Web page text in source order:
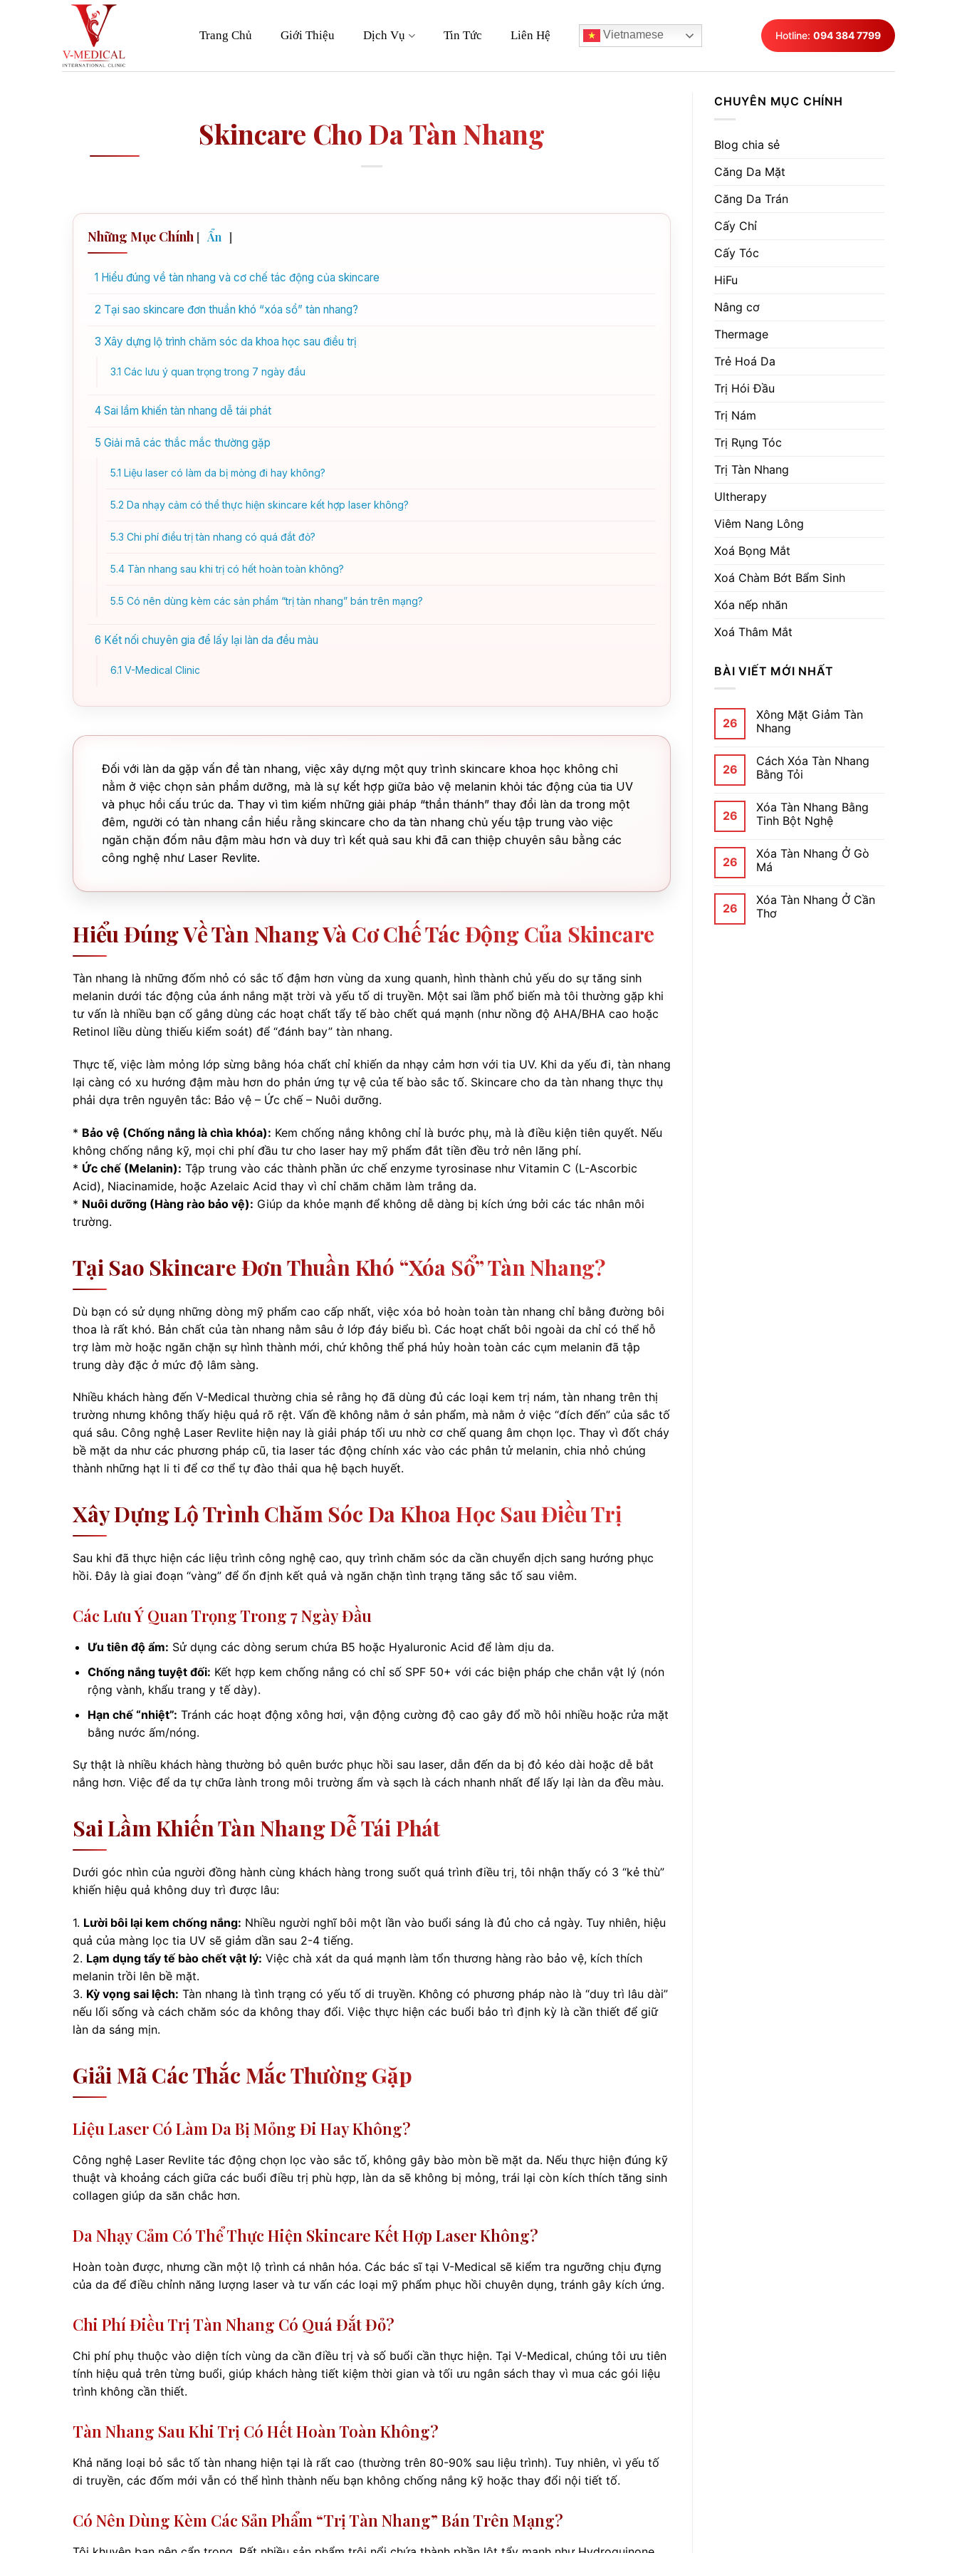
Trang Chủ Giới Thiệu Dịch Vụ Tin Tức Liên Hệ Vietnamese Hotline: 094 384 7799
Skincare Cho Da Tàn Nhang
Những Mục Chính [ Ẩn ]
1 Hiểu đúng về tàn nhang và cơ chế tác động của skincare
2 Tại sao skincare đơn thuần khó “xóa sổ” tàn nhang?
3 Xây dựng lộ trình chăm sóc da khoa học sau điều trị
3.1 Các lưu ý quan trọng trong 7 ngày đầu
4 Sai lầm khiến tàn nhang dễ tái phát
5 Giải mã các thắc mắc thường gặp
5.1 Liệu laser có làm da bị mỏng đi hay không?
5.2 Da nhạy cảm có thể thực hiện skincare kết hợp laser không?
5.3 Chi phí điều trị tàn nhang có quá đắt đỏ?
5.4 Tàn nhang sau khi trị có hết hoàn toàn không?
5.5 Có nên dùng kèm các sản phẩm “trị tàn nhang” bán trên mạng?
6 Kết nối chuyên gia để lấy lại làn da đều màu
6.1 V-Medical Clinic
Đối với làn da gặp vấn đề tàn nhang, việc xây dựng một quy trình skincare khoa học không chỉ
nằm ở việc chọn sản phẩm dưỡng, mà là sự kết hợp giữa bảo vệ melanin khỏi tác động của tia UV
và phục hồi cấu trúc da. Thay vì tìm kiếm những giải pháp “thần thánh” thay đổi làn da trong một
đêm, người có tàn nhang cần hiểu rằng skincare cho da tàn nhang chủ yếu tập trung vào việc
ngăn chặn đốm nâu đậm màu hơn và duy trì kết quả sau khi đã can thiệp chuyên sâu bằng các
công nghệ như Laser Revlite.
Hiểu Đúng Về Tàn Nhang Và Cơ Chế Tác Động Của Skincare
Tàn nhang là những đốm nhỏ có sắc tố đậm hơn vùng da xung quanh, hình thành chủ yếu do sự tăng sinh
melanin dưới tác động của ánh nắng mặt trời và yếu tố di truyền. Một sai lầm phổ biến mà tôi thường gặp khi
tư vấn là nhiều bạn cố gắng dùng các hoạt chất tẩy tế bào chết quá mạnh (như nồng độ AHA/BHA cao hoặc
Retinol liều dùng thiếu kiểm soát) để “đánh bay” tàn nhang.
Thực tế, việc làm mỏng lớp sừng bằng hóa chất chỉ khiến da nhạy cảm hơn với tia UV. Khi da yếu đi, tàn nhang
lại càng có xu hướng đậm màu hơn do phản ứng tự vệ của tế bào sắc tố. Skincare cho da tàn nhang thực thụ
phải dựa trên nguyên tắc: Bảo vệ – Ức chế – Nuôi dưỡng.
* Bảo vệ (Chống nắng là chìa khóa): Kem chống nắng không chỉ là bước phụ, mà là điều kiện tiên quyết. Nếu
không chống nắng kỹ, mọi chi phí đầu tư cho laser hay mỹ phẩm đắt tiền đều trở nên lãng phí.
* Ức chế (Melanin): Tập trung vào các thành phần ức chế enzyme tyrosinase như Vitamin C (L-Ascorbic
Acid), Niacinamide, hoặc Azelaic Acid thay vì chỉ chăm chăm làm trắng da.
* Nuôi dưỡng (Hàng rào bảo vệ): Giúp da khỏe mạnh để không dễ dàng bị kích ứng bởi các tác nhân môi
trường.
Tại Sao Skincare Đơn Thuần Khó “xóa Sổ” Tàn Nhang?
Dù bạn có sử dụng những dòng mỹ phẩm cao cấp nhất, việc xóa bỏ hoàn toàn tàn nhang chỉ bằng đường bôi
thoa là rất khó. Bản chất của tàn nhang nằm sâu ở lớp đáy biểu bì. Các hoạt chất bôi ngoài da chỉ có thể hỗ
trợ làm mờ hoặc ngăn chặn sự hình thành mới, chứ không thể phá hủy hoàn toàn các cụm melanin đã tập
trung dày đặc ở mức độ lâm sàng.
Nhiều khách hàng đến V-Medical thường chia sẻ rằng họ đã dùng đủ các loại kem trị nám, tàn nhang trên thị
trường nhưng không thấy hiệu quả rõ rệt. Vấn đề không nằm ở sản phẩm, mà nằm ở việc “đích đến” của sắc tố
quá sâu. Công nghệ Laser Revlite hiện nay là giải pháp tối ưu nhờ cơ chế quang âm chọn lọc. Thay vì đốt cháy
bề mặt da như các phương pháp cũ, tia laser tác động chính xác vào các phân tử melanin, chia nhỏ chúng
thành những hạt li ti để cơ thể tự đào thải qua hệ bạch huyết.
Xây Dựng Lộ Trình Chăm Sóc Da Khoa Học Sau Điều Trị
Sau khi đã thực hiện các liệu trình công nghệ cao, quy trình chăm sóc da cần chuyển dịch sang hướng phục
hồi. Đây là giai đoạn “vàng” để ổn định kết quả và ngăn chặn tình trạng tăng sắc tố sau viêm.
Các Lưu Ý Quan Trọng Trong 7 Ngày Đầu
Ưu tiên độ ẩm: Sử dụng các dòng serum chứa B5 hoặc Hyaluronic Acid để làm dịu da.
Chống nắng tuyệt đối: Kết hợp kem chống nắng có chỉ số SPF 50+ với các biện pháp che chắn vật lý (nón
rộng vành, khẩu trang y tế dày).
Hạn chế “nhiệt”: Tránh các hoạt động xông hơi, vận động cường độ cao gây đổ mồ hôi nhiều hoặc rửa mặt
bằng nước ấm/nóng.
Sự thật là nhiều khách hàng thường bỏ quên bước phục hồi sau laser, dẫn đến da bị đỏ kéo dài hoặc dễ bắt
nắng hơn. Việc để da tự chữa lành trong môi trường ẩm và sạch là cách nhanh nhất để lấy lại làn da đều màu.
Sai Lầm Khiến Tàn Nhang Dễ Tái Phát
Dưới góc nhìn của người đồng hành cùng khách hàng trong suốt quá trình điều trị, tôi nhận thấy có 3 “kẻ thù”
khiến hiệu quả không duy trì được lâu:
1. Lười bôi lại kem chống nắng: Nhiều người nghĩ bôi một lần vào buổi sáng là đủ cho cả ngày. Tuy nhiên, hiệu
quả của màng lọc tia UV sẽ giảm dần sau 2-4 tiếng.
2. Lạm dụng tẩy tế bào chết vật lý: Việc chà xát da quá mạnh làm tổn thương hàng rào bảo vệ, kích thích
melanin trồi lên bề mặt.
3. Kỳ vọng sai lệch: Tàn nhang là tình trạng có yếu tố di truyền. Không có phương pháp nào là “duy trì lâu dài”
nếu lối sống và cách chăm sóc da không thay đổi. Việc thực hiện các buổi bảo trì định kỳ là cần thiết để giữ
làn da sáng mịn.
Giải Mã Các Thắc Mắc Thường Gặp
Liệu Laser Có Làm Da Bị Mỏng Đi Hay Không?
Công nghệ Laser Revlite tác động chọn lọc vào sắc tố, không gây bào mòn bề mặt da. Nếu thực hiện đúng kỹ
thuật và khoảng cách giữa các buổi điều trị phù hợp, làn da sẽ không bị mỏng, trái lại còn kích thích tăng sinh
collagen giúp da săn chắc hơn.
Da Nhạy Cảm Có Thể Thực Hiện Skincare Kết Hợp Laser Không?
Hoàn toàn được, nhưng cần một lộ trình cá nhân hóa. Các bác sĩ tại V-Medical sẽ kiểm tra ngưỡng chịu đựng
của da để điều chỉnh năng lượng laser và tư vấn các loại mỹ phẩm phục hồi chuyên dụng, tránh gây kích ứng.
Chi Phí Điều Trị Tàn Nhang Có Quá Đắt Đỏ?
Chi phí phụ thuộc vào diện tích vùng da cần điều trị và số buổi cần thực hiện. Tại V-Medical, chúng tôi ưu tiên
tính hiệu quả trên từng buổi, giúp khách hàng tiết kiệm thời gian và tối ưu ngân sách thay vì mua các gói liệu
trình không cần thiết.
Tàn Nhang Sau Khi Trị Có Hết Hoàn Toàn Không?
Khả năng loại bỏ sắc tố tàn nhang hiện tại là rất cao (thường trên 80-90% sau liệu trình). Tuy nhiên, vì yếu tố
di truyền, các đốm mới vẫn có thể hình thành nếu bạn không chống nắng kỹ hoặc thay đổi nội tiết tố.
Có Nên Dùng Kèm Các Sản Phẩm “trị Tàn Nhang” Bán Trên Mạng?
CHUYÊN MỤC CHÍNH
Blog chia sẻ
Căng Da Mặt
Căng Da Trán
Cấy Chỉ
Cấy Tóc
HiFu
Nâng cơ
Thermage
Trẻ Hoá Da
Trị Hói Đầu
Trị Nám
Trị Rụng Tóc
Trị Tàn Nhang
Ultherapy
Viêm Nang Lông
Xoá Bọng Mắt
Xoá Chàm Bớt Bẩm Sinh
Xóa nếp nhăn
Xoá Thâm Mắt
BÀI VIẾT MỚI NHẤT
26
Xông Mặt Giảm Tàn
Nhang
26
Cách Xóa Tàn Nhang
Bằng Tỏi
26
Xóa Tàn Nhang Bằng
Tinh Bột Nghệ
26
Xóa Tàn Nhang Ở Gò
Má
26
Xóa Tàn Nhang Ở Cần
Thơ